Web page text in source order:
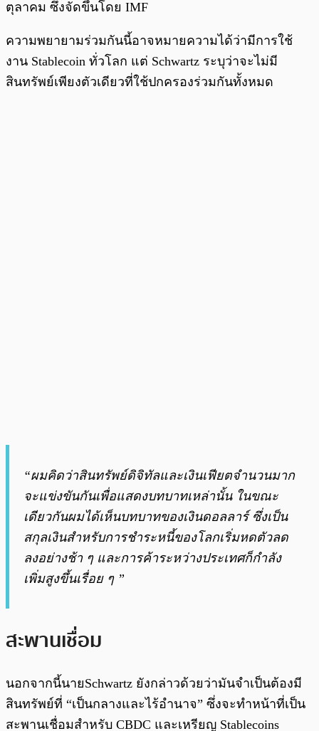
ตุลาคม ซึ่งจัดขึ้นโดย IMF
ความพยายามร่วมกันนี้อาจหมายความได้ว่ามีการใช้
งาน Stablecoin ทั่วโลก แต่ Schwartz ระบุว่าจะไม่มี
สินทรัพย์เพียงตัวเดียวที่ใช้ปกครองร่วมกันทั้งหมด
“ผมคิดว่าสินทรัพย์ดิจิทัลและเงินเฟียตจำนวนมาก
จะแข่งขันกันเพื่อแสดงบทบาทเหล่านั้น ในขณะ
เดียวกันผมได้เห็นบทบาทของเงินดอลลาร์ ซึ่งเป็น
สกุลเงินสำหรับการชำระหนี้ของโลกเริ่มหดตัวลด
ลงอย่างช้า ๆ และการค้าระหว่างประเทศก็กำลัง
เพิ่มสูงขึ้นเรื่อย ๆ ”
สะพานเชื่อม
นอกจากนี้นายSchwartz ยังกล่าวด้วยว่ามันจำเป็นต้องมี
สินทรัพย์ที่ “เป็นกลางและไร้อำนาจ” ซึ่งจะทำหน้าที่เป็น
สะพานเชื่อมสำหรับ CBDC และเหรียญ Stablecoins